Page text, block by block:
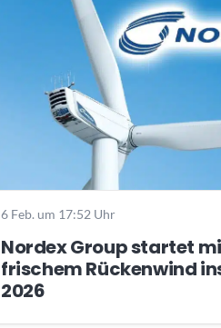
6 Feb. um 17:52 Uhr
Nordex Group startet
frischem Rückenwind
2026